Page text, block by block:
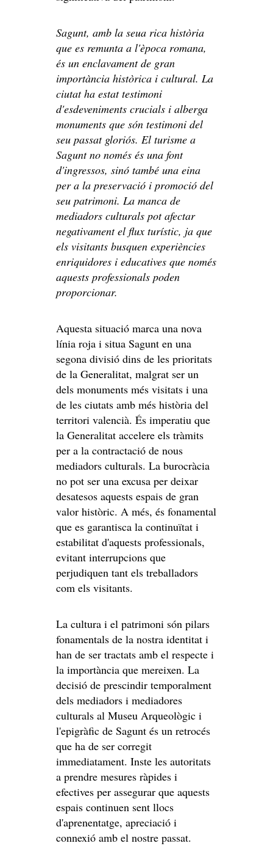
Sagunt, amb la seua rica història
que es remunta a l'època romana,
és un enclavament de gran
importància històrica i cultural. La
ciutat ha estat testimoni
d'esdeveniments crucials i alberga
monuments que són testimoni del
seu passat gloriós. El turisme a
Sagunt no només és una font
d'ingressos, sinó també una eina
per a la preservació i promoció del
seu patrimoni. La manca de
mediadors culturals pot afectar
negativament el flux turístic, ja que
els visitants busquen experiències
enriquidores i educatives que només
aquests professionals poden
proporcionar.
Aquesta situació marca una nova
línia roja i situa Sagunt en una
segona divisió dins de les prioritats
de la Generalitat, malgrat ser un
dels monuments més visitats i una
de les ciutats amb més història del
territori valencià. És imperatiu que
la Generalitat accelere els tràmits
per a la contractació de nous
mediadors culturals. La burocràcia
no pot ser una excusa per deixar
desatesos aquests espais de gran
valor històric. A més, és fonamental
que es garantisca la continuïtat i
estabilitat d'aquests professionals,
evitant interrupcions que
perjudiquen tant els treballadors
com els visitants.
La cultura i el patrimoni són pilars
fonamentals de la nostra identitat i
han de ser tractats amb el respecte i
la importància que mereixen. La
decisió de prescindir temporalment
dels mediadors i mediadores
culturals al Museu Arqueològic i
l'epigràfic de Sagunt és un retrocés
que ha de ser corregit
immediatament. Inste les autoritats
a prendre mesures ràpides i
efectives per assegurar que aquests
espais continuen sent llocs
d'aprenentatge, apreciació i
connexió amb el nostre passat.